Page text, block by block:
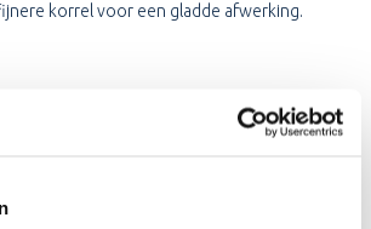
korrel voor een gladde afwerking.
VAN HET PRODUCT
pak (5 vellen). Bij meerdere hoeken of